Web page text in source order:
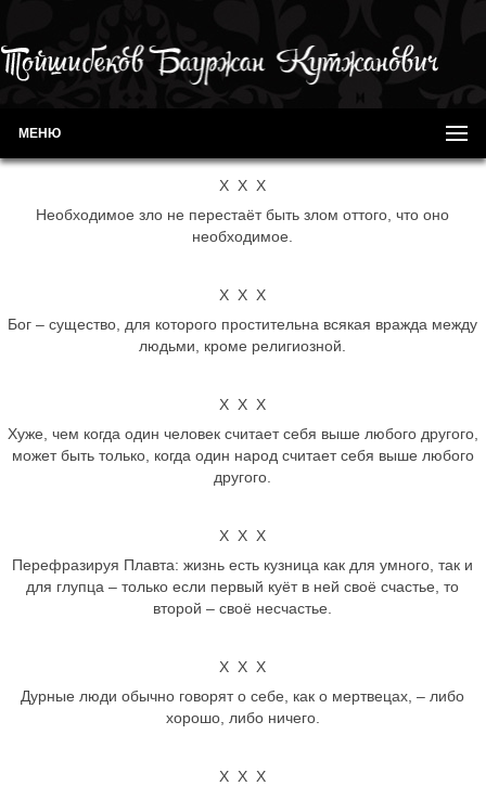
МЕНЮ
Х Х Х
Необходимое зло не перестаёт быть злом оттого, что оно
необходимое.
Х Х Х
Бог – существо, для которого простительна всякая вражда между
людьми, кроме религиозной.
Х Х Х
Хуже, чем когда один человек считает себя выше любого другого,
может быть только, когда один народ считает себя выше любого
другого.
Х Х Х
Перефразируя Плавта: жизнь есть кузница как для умного, так и
для глупца – только если первый куёт в ней своё счастье, то
второй – своё несчастье.
Х Х Х
Дурные люди обычно говорят о себе, как о мертвецах, – либо
хорошо, либо ничего.
Х Х Х